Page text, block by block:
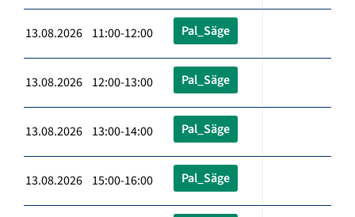
13.08.2026 11:00-12:00 Pal_Säge
13.08.2026 12:00-13:00 Pal_Säge
13.08.2026 13:00-14:00 Pal_Säge
13.08.2026 15:00-16:00 Pal_Säge